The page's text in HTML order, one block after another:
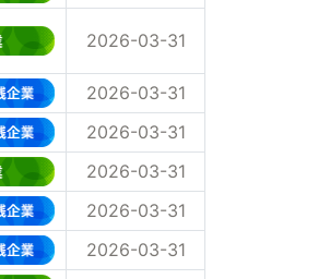
2026-03-31
2026-03-31
2026-03-31
2026-03-31
2026-03-31
2026-03-31